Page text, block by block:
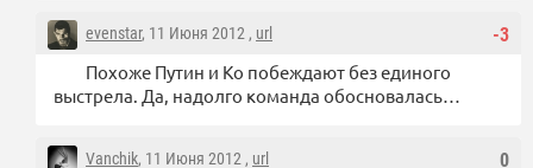
-3
evenstar, 11 Июня 2012 , url
Похоже Путин и Ко побеждают без единого
выстрела. Да, надолго команда обосновалась…
0
Vanchik, 11 Июня 2012 , url